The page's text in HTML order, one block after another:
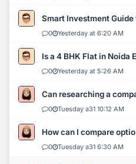
Smart Investment Guide
0 Yesterday at 6:20 AM
Is a 4 BHK Flat in Noida
0 Yesterday at 5:26 AM
Can researching a
0 Tuesday a31 10:12 AM
How can I compare
0 Tuesday a31 6:30 AM